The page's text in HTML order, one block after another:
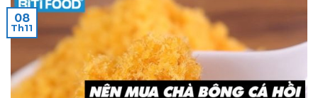
08
Th11